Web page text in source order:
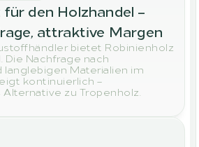
den Holzhandel –
attraktive Margen
bietet Robinienholz
Die Nachfrage nach
langlebigen Materialien im
kontinuierlich –
zu Tropenholz.